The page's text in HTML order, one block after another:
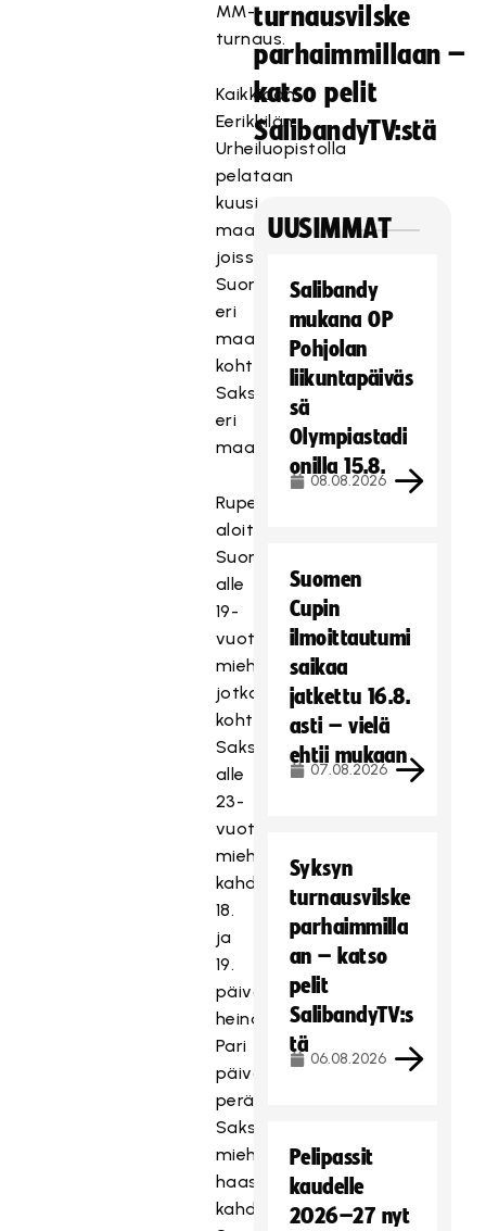
MM-
turnaus.
Kaikkiaan
Eerikkilän
Urheiluopistolla
pelataan
kuusi
maaottelua,
joissa
Suomen
eri
maajoukkueet
kohtaavat
Saksan
eri
maajoukkueita.
Rupeaman
aloittavat
Suomen
alle
19-
vuotiaat
miehet,
jotka
kohtaavat
Saksan
alle
23-
vuotiaat
miehet
kahdesti
18.
ja
19.
päivä
heinäkuuta.
Pari
päivää
perään
Saksan
miehet
haastavat
kahdesti
turnausvilske
parhaimmillaan –
katso pelit
SalibandyTV:stä
UUSIMMAT
Salibandy
mukana OP
Pohjolan
liikuntapäiväs
sä
Olympiastadi
onilla 15.8.
08.08.2026
Suomen
Cupin
ilmoittautumi
saikaa
jatkettu 16.8.
asti – vielä
ehtii mukaan
07.08.2026
Syksyn
turnausvilske
parhaimmilla
an – katso
pelit
SalibandyTV:s
tä
06.08.2026
Pelipassit
kaudelle
2026–27 nyt